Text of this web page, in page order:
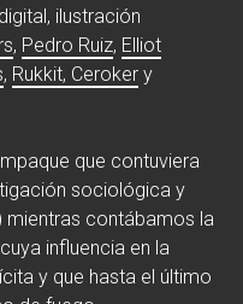
ilustración
, Pedro Ruiz, Elliot
, Rukkit, Ceroker y
que contuviera
sociológica y
mientras contábamos la
influencia en la
y que hasta el último